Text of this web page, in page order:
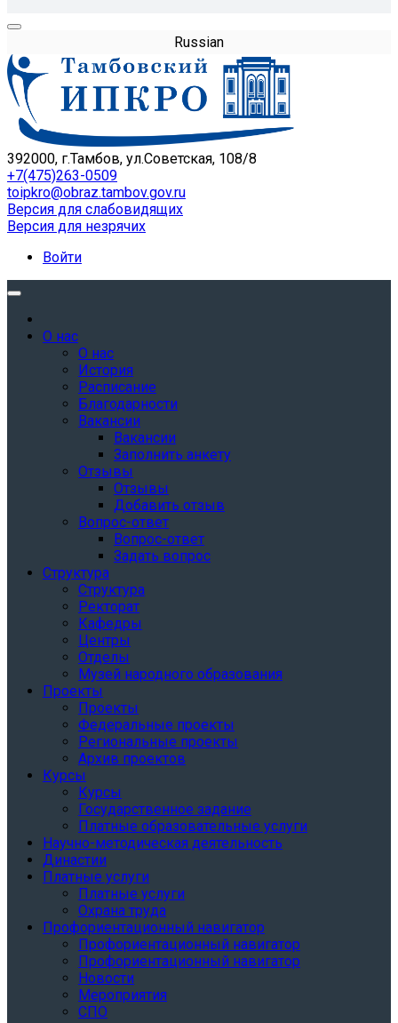
Russian
392000, г.Тамбов, ул.Советская, 108/8
+7(475)263-0509
toipkro@obraz.tambov.gov.ru
Версия для слабовидящих
Версия для незрячих
Войти
О нас
О нас
История
Расписание
Благодарности
Вакансии
Вакансии
Заполнить анкету
Отзывы
Отзывы
Добавить отзыв
Вопрос-ответ
Вопрос-ответ
Задать вопрос
Структура
Структура
Ректорат
Кафедры
Центры
Отделы
Музей народного образования
Проекты
Проекты
Федеральные проекты
Региональные проекты
Архив проектов
Курсы
Курсы
Государственное задание
Платные образовательные услуги
Научно-методическая деятельность
Династии
Платные услуги
Платные услуги
Охрана труда
Профориентационный навигатор
Профориентационный навигатор
Профориентационный навигатор
Новости
Мероприятия
СПО